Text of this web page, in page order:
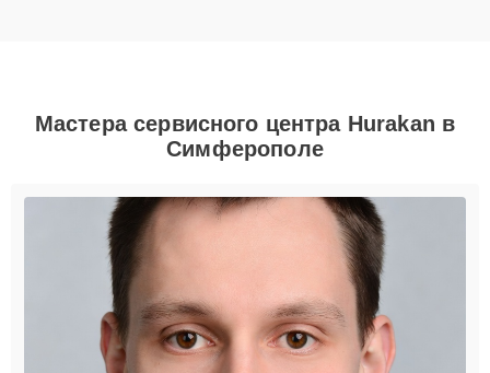
Мастера сервисного центра Hurakan в
Симферополе